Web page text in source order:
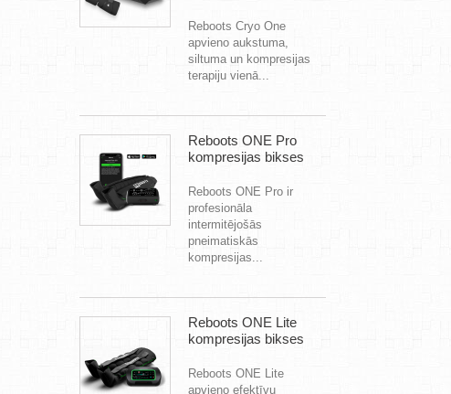
Reboots Cryo One
apvieno aukstuma,
siltuma un kompresijas
terapiju vienā...
Reboots ONE Pro
kompresijas bikses
Reboots ONE Pro ir
profesionāla
intermitējošās
pneimatiskās
kompresijas...
Reboots ONE Lite
kompresijas bikses
Reboots ONE Lite
apvieno efektīvu